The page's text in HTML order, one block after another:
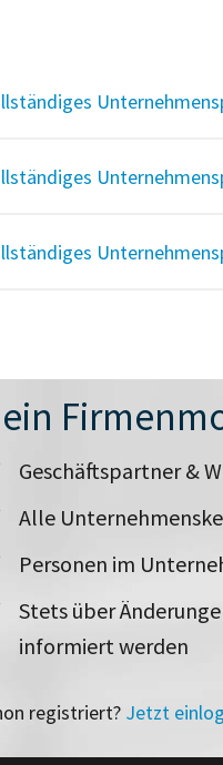
Geschäftspartner &
Alle
Personen im
Stets über
informiert werden
registriert? Jetzt